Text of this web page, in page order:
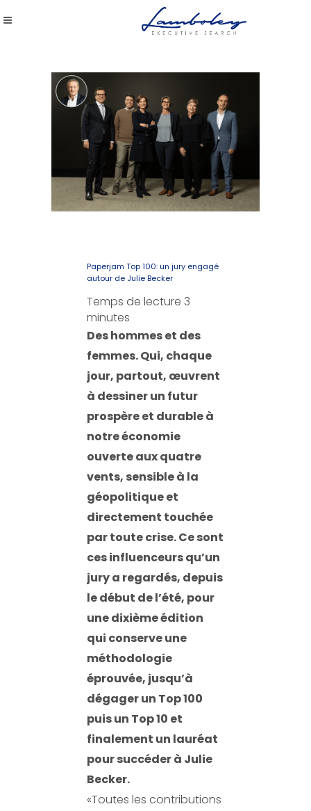
Paperjam Top 100: un jury engagé
autour de Julie Becker
Temps de lecture 3
minutes
Des hommes et des
femmes. Qui, chaque
jour, partout, œuvrent
à dessiner un futur
prospère et durable à
notre économie
ouverte aux quatre
vents, sensible à la
géopolitique et
directement touchée
par toute crise. Ce sont
ces influenceurs qu’un
jury a regardés, depuis
le début de l’été, pour
une dixième édition
qui conserve une
méthodologie
éprouvée, jusqu’à
dégager un Top 100
puis un Top 10 et
finalement un lauréat
pour succéder à Julie
Becker.
«Toutes les contributions